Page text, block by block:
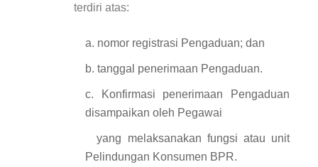
terdiri atas:
a. nomor registrasi Pengaduan; dan
b. tanggal penerimaan Pengaduan.
c. Konfirmasi penerimaan Pengaduan
disampaikan oleh Pegawai
yang melaksanakan fungsi atau unit
Pelindungan Konsumen BPR.